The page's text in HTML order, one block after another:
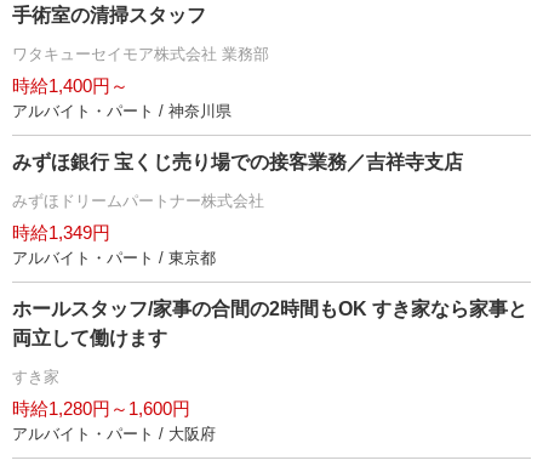
手術室の清掃スタッフ
ワタキューセイモア株式会社 業務部
時給1,400円～
アルバイト・パート / 神奈川県
みずほ銀行 宝くじ売り場での接客業務／吉祥寺支店
みずほドリームパートナー株式会社
時給1,349円
アルバイト・パート / 東京都
ホールスタッフ/家事の合間の2時間もOK すき家なら家事と
両立して働けます
すき家
時給1,280円～1,600円
アルバイト・パート / 大阪府